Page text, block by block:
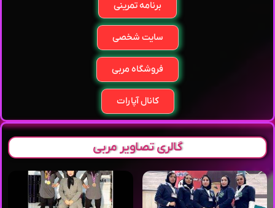
برنامه تمرینی
سایت شخصی
فروشگاه مربی
کانال آپارات
گالری تصاویر مربی